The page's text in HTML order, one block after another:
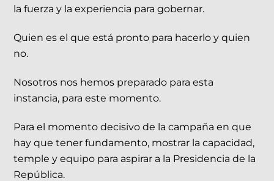
la fuerza y la experiencia para gobernar.
Quien es el que está pronto para hacerlo y quien
no.
Nosotros nos hemos preparado para esta
instancia, para este momento.
Para el momento decisivo de la campaña en que
hay que tener fundamento, mostrar la capacidad,
temple y equipo para aspirar a la Presidencia de la
República.